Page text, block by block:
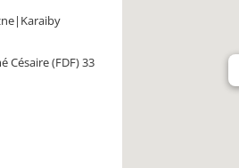
Césaire (FDF) 33